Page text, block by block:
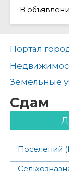
В
Портал
Земельные
Сдам
Поселений